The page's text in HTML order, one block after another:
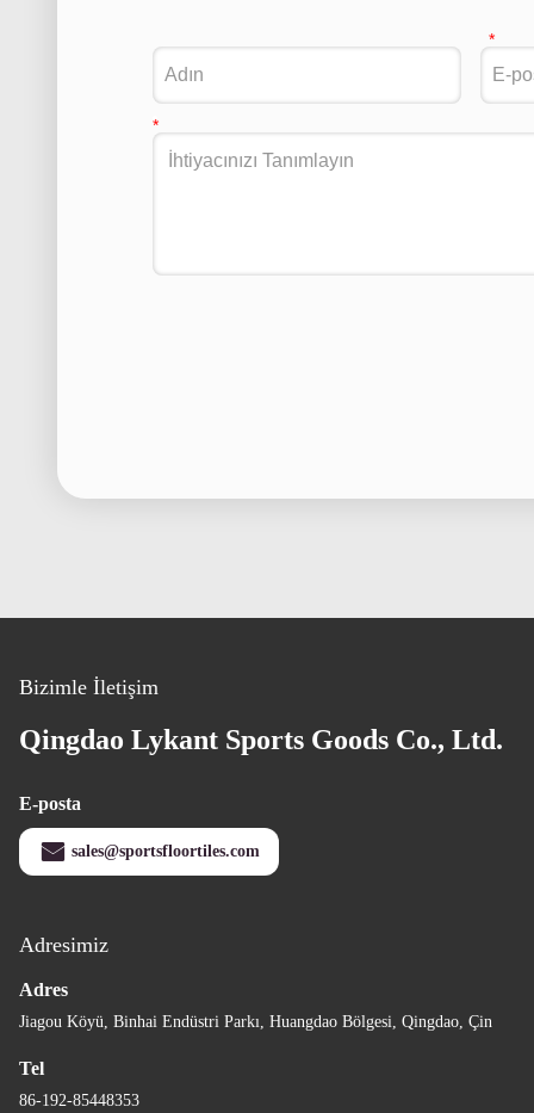
Bizimle İletişim
Qingdao Lykant Sports Goods Co., Ltd.
E-posta
sales@sportsfloortiles.com
Adresimiz
Adres
Jiagou Köyü, Binhai Endüstri Parkı, Huangdao Bölgesi, Qingdao, Çin
Tel
86-192-85448353